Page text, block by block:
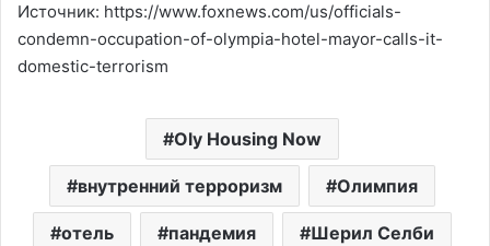
Источник: https://www.foxnews.com/us/officials-
condemn-occupation-of-olympia-hotel-mayor-calls-it-
domestic-terrorism
Oly Housing Now
внутренний терроризм Олимпия
отель пандемия Шерил Селби